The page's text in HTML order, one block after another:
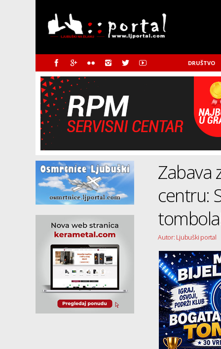
DRUŠTVO
Zabava
centru:
Autor: Ljubuški portal